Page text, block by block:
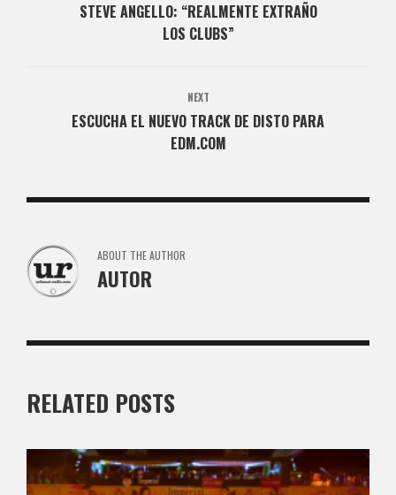
STEVE ANGELLO: “REALMENTE EXTRAÑO
LOS CLUBS”
NEXT
ESCUCHA EL NUEVO TRACK DE DISTO PARA
EDM.COM
ABOUT THE AUTHOR
AUTOR
RELATED POSTS